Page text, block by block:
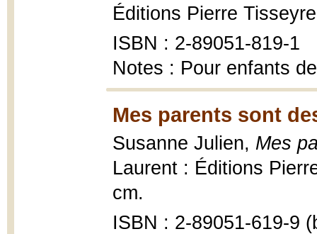
Éditions Pierre
ISBN : 2-89051-819-1
Notes : Pour enfants
Mes parents sont
Susanne Julien, Mes
Laurent : Éditions
cm.
ISBN : 2-89051-619-9